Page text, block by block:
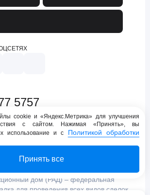
5757
online.ru
поддержка
дом (РАД) – федеральная
для проведения всех видов сделок
cookie и «Яндекс.Метрика» для улучшения
с сайтом. Нажимая «Принять», вы
использование и с Политикой обработки
Принять все